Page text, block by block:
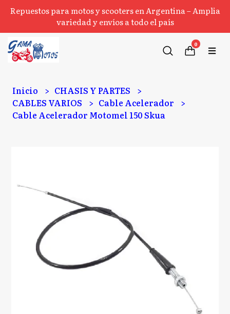
Repuestos para motos y scooters en Argentina – Amplia
variedad y envíos a todo el país
0
Inicio
CHASIS Y PARTES
CABLES VARIOS
Cable Acelerador
Cable Acelerador Motomel 150 Skua